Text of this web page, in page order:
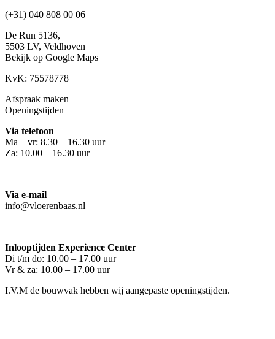
(+31) 040 808 00 06
De Run 5136,
5503 LV, Veldhoven
Bekijk op Google Maps
KvK: 75578778
Afspraak maken
Openingstijden
Via telefoon
Ma – vr: 8.30 – 16.30 uur
Za: 10.00 – 16.30 uur
Via e-mail
info@vloerenbaas.nl
Inlooptijden Experience Center
Di t/m do: 10.00 – 17.00 uur
Vr & za: 10.00 – 17.00 uur
I.V.M de bouwvak hebben wij aangepaste openingstijden.